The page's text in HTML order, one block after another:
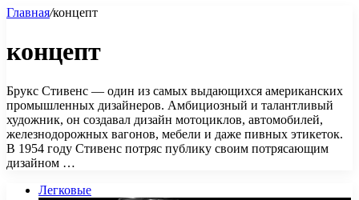
Главная/концепт
концепт
Брукс Стивенс — один из самых выдающихся американских
промышленных дизайнеров. Амбициозный и талантливый
художник, он создавал дизайн мотоциклов, автомобилей,
железнодорожных вагонов, мебели и даже пивных этикеток.
В 1954 году Стивенс потряс публику своим потрясающим
дизайном …
Легковые